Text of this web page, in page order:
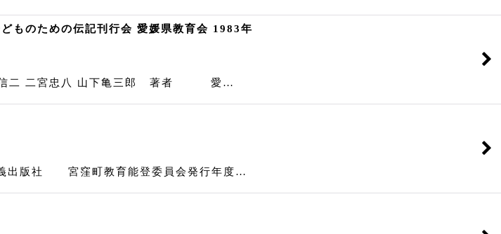
ものための伝記刊行会 愛媛県教育会 1983年
信二 二宮忠八 山下亀三郎 著者 愛…
版社 宮窪町教育能登委員会発行年度…